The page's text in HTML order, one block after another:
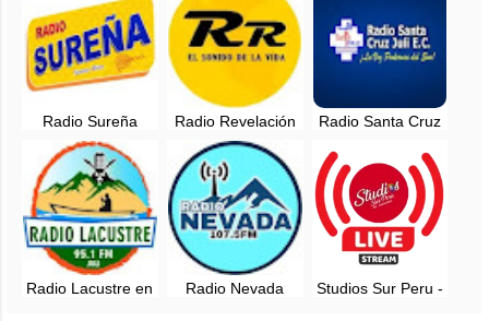
Radio Sureña
Puno en vivo -
94.1 FM
Radio Revelación
El Sonido De La
Vida
Radio Santa Cruz
FM Puno, Perú
Radio Lacustre en
Radio Nevada
Studios Sur Peru -